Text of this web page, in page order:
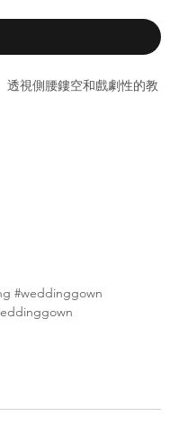
透視側腰鏤空和戲劇性的教
#weddinggown